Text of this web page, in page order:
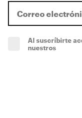
Al suscríbirte
nuestros